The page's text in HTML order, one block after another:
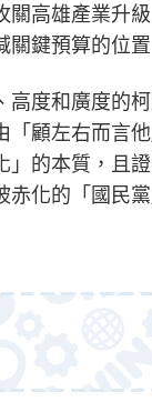
關高雄產業升
鍵預算的位置
高度和廣度的
「顧左右而言
」的本質，且
化的「國民黨